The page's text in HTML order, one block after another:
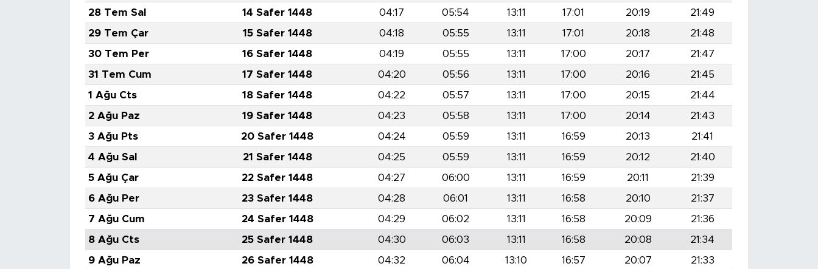
28 Tem Sal
14 Safer 1448 04:17 05:54 13:11 17:01 20:19
21:49
29 Tem Çar
15 Safer 1448 04:18 05:55 13:11 17:01 20:18
21:48
30 Tem Per
16 Safer 1448 04:19 05:55 13:11 17:00 20:17
21:47
31 Tem Cum
17 Safer 1448 04:20 05:56 13:11 17:00 20:16
21:45
1 Ağu Cts
18 Safer 1448 04:22 05:57 13:11 17:00 20:15
21:44
2 Ağu Paz
19 Safer 1448 04:23 05:58 13:11 17:00 20:14
21:43
3 Ağu Pts
20 Safer 1448 04:24 05:59 13:11 16:59 20:13
21:41
4 Ağu Sal
21 Safer 1448 04:25 05:59 13:11 16:59 20:12
21:40
5 Ağu Çar
22 Safer 1448 04:27 06:00 13:11 16:59 20:11
21:39
6 Ağu Per
23 Safer 1448 04:28 06:01 13:11 16:58 20:10
21:37
7 Ağu Cum
24 Safer 1448 04:29 06:02 13:11 16:58 20:09
21:36
8 Ağu Cts
25 Safer 1448 04:30 06:03 13:11 16:58 20:08
21:34
9 Ağu Paz
26 Safer 1448 04:32 06:04 13:10 16:57 20:07
21:33